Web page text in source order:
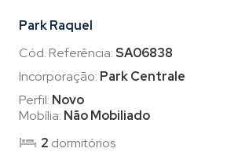
Park Raquel
Cód. Referência:SA06838
Incorporação: Park Centrale
Perfil: Novo
Mobília: Não Mobiliado
2 dormitórios